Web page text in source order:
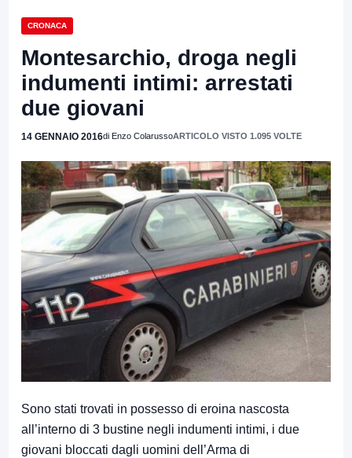
CRONACA
Montesarchio, droga negli
indumenti intimi: arrestati
due giovani
14 GENNAIO 2016di Enzo ColarussoARTICOLO VISTO 1.095 VOLTE
Sono stati trovati in possesso di eroina nascosta
all’interno di 3 bustine negli indumenti intimi, i due
giovani bloccati dagli uomini dell’Arma di